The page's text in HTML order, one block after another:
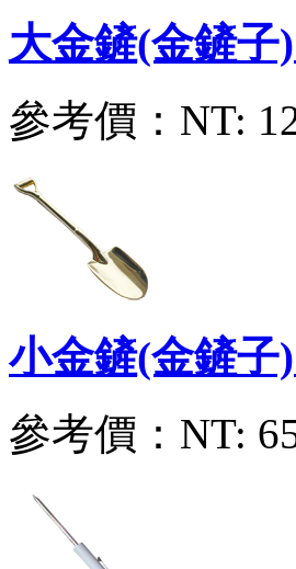
小金鏟(金鏟子)ZE32960001
參考價：
大金鏟(金鏟子)
參考價： NT:
小金鏟(金鏟子)
參考價： NT: